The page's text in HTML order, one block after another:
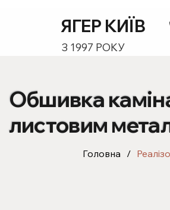
ЯГЕР КИЇВ
З 1997 РОКУ
Обшивка
листовим
Головна /